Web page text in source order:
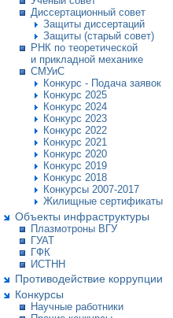
Диссертационный совет
Защиты диссертаций
Защиты (старый совет)
РНК по теоретической
и прикладной механике
СМУиС
Конкурс - Подача заявок
Конкурс 2025
Конкурс 2024
Конкурс 2023
Конкурс 2022
Конкурс 2021
Конкурс 2020
Конкурс 2019
Конкурс 2018
Конкурсы 2007-2017
Жилищные сертификаты
Объекты инфраструктуры
Плазмотроны ВГУ
ГУАТ
ГФК
ИСТНН
Противодействие коррупции
Конкурсы
Научные работники